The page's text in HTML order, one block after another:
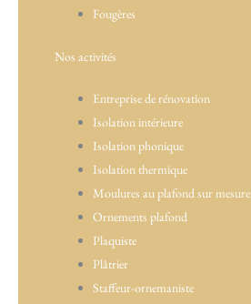
Fougères
Nos activités
Entreprise de rénovation
Isolation intérieure
Isolation phonique
Isolation thermique
Moulures au plafond sur mesure
Ornements plafond
Plaquiste
Plâtrier
Staffeur-ornemaniste